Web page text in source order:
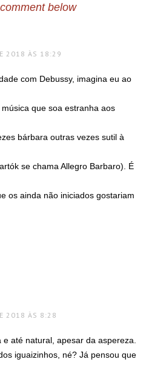
below
2018 ÀS 18:29
com Debussy, imagina eu ao
que soa estranha aos
bárbara outras vezes sutil à
se chama Allegro Barbaro). É
os ainda não iniciados gostariam
2018 ÀS 8:28
até natural, apesar da aspereza.
iguaizinhos, né? Já pensou que